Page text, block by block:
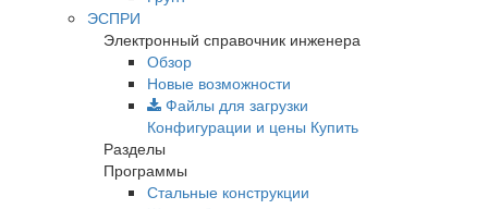
ЭСПРИ
Электронный справочник инженера
Обзор
Новые возможности
Файлы для загрузки
Конфигурации и цены Купить
Разделы
Программы
Стальные конструкции